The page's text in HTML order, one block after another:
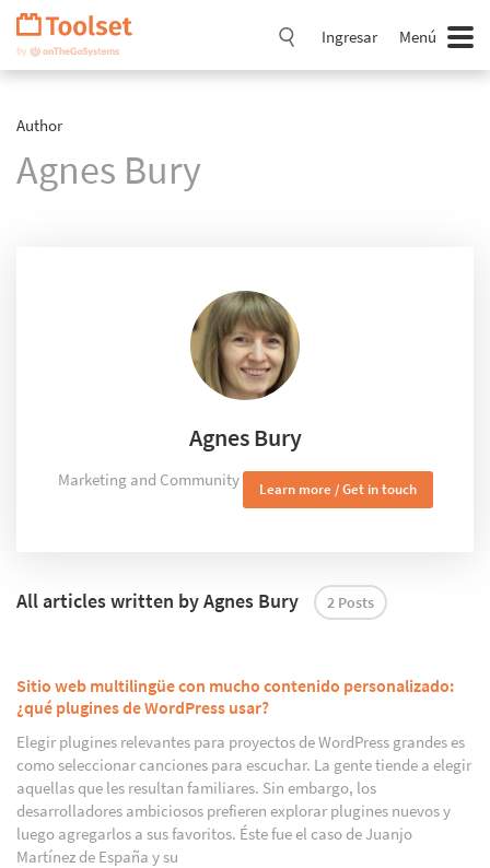
Saltar
navegación
Ingresar Menú
Author
Agnes Bury
Agnes Bury
Marketing and Community Learn more / Get in touch
All articles written by Agnes Bury 2 Posts
Sitio web multilingüe con mucho contenido personalizado:
¿qué plugines de WordPress usar?
Elegir plugines relevantes para proyectos de WordPress grandes es
como seleccionar canciones para escuchar. La gente tiende a elegir
aquellas que les resultan familiares. Sin embargo, los
desarrolladores ambiciosos prefieren explorar plugines nuevos y
luego agregarlos a sus favoritos. Éste fue el caso de Juanjo
Martínez de España y su